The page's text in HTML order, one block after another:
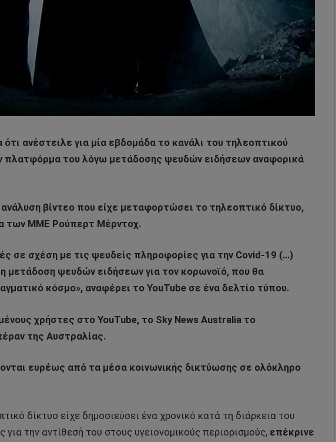
ανέστειλε για μία εβδομάδα το κανάλι του τηλεοπτικού
πλατφόρμα του λόγω μετάδοσης ψευδών ειδήσεων αναφορικά
βίντεο που είχε μεταφορτώσει το τηλεοπτικό δίκτυο,
των ΜΜΕ Ρούπερτ Μέρντοχ.
σε σχέση με τις ψευδείς πληροφορίες για την Covid-19 (…)
μετάδοση ψευδών ειδήσεων για τον κορωνοϊό, που θα
κόσμο», αναφέρει το YouTube σε ένα δελτίο τύπου.
χρήστες στο YouTube, το Sky News Australia το
της Αυστραλίας.
ευρέως από τα μέσα κοινωνικής δικτύωσης σε ολόκληρο
δίκτυο είχε δημοσιεύσει ένα χρονικό κατά τη διάρκεια του
την αντίθεσή του στους υγειονομικούς περιορισμούς, επέκρινε